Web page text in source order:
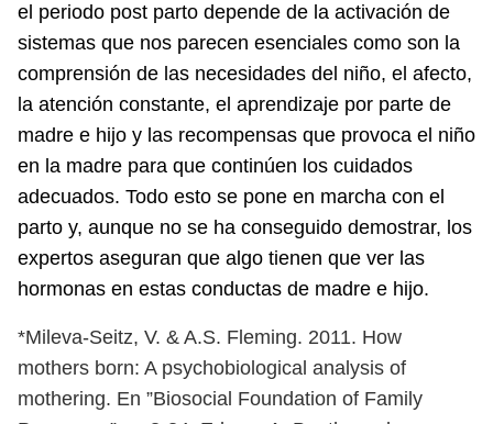
el periodo post parto depende de la activación de
sistemas que nos parecen esenciales como son la
comprensión de las necesidades del niño, el afecto,
la atención constante, el aprendizaje por parte de
madre e hijo y las recompensas que provoca el niño
en la madre para que continúen los cuidados
adecuados. Todo esto se pone en marcha con el
parto y, aunque no se ha conseguido demostrar, los
expertos aseguran que algo tienen que ver las
hormonas en estas conductas de madre e hijo.
*Mileva-Seitz, V. & A.S. Fleming. 2011. How
mothers born: A psychobiological analysis of
mothering. En ”Biosocial Foundation of Family